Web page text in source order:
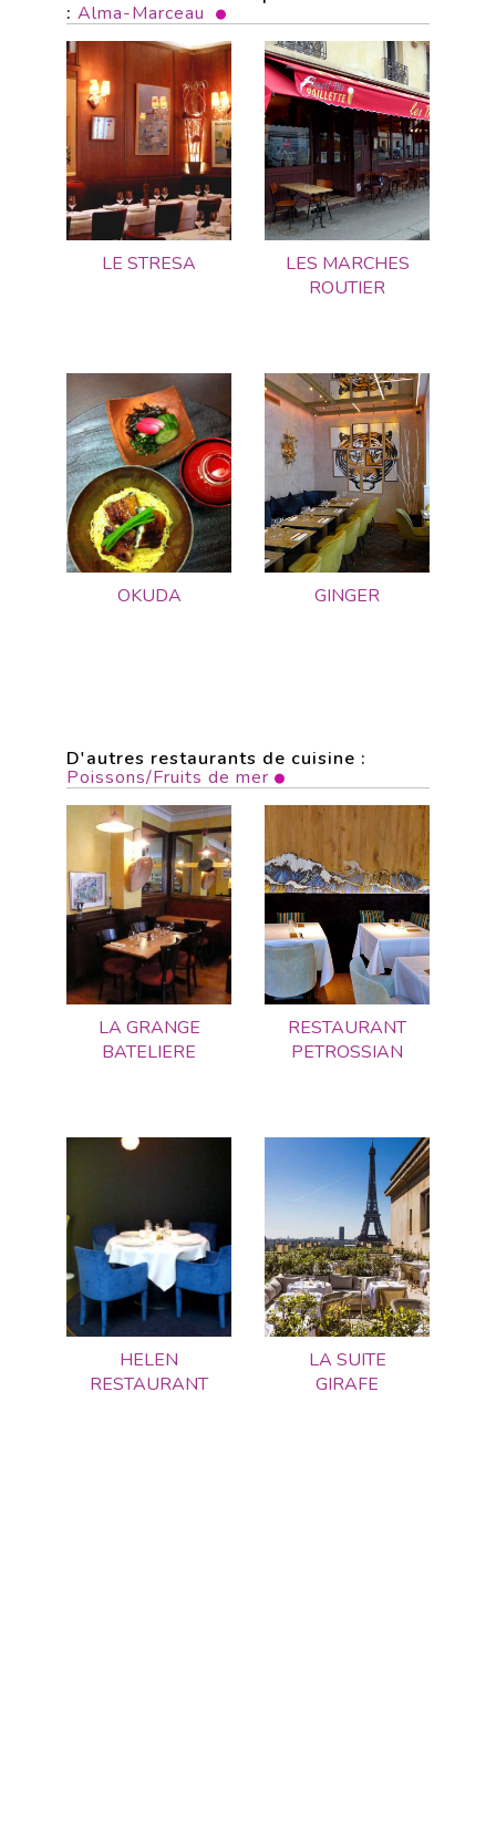
: Alma-Marceau
LE STRESA
LES MARCHES
ROUTIER
OKUDA GINGER
D'autres restaurants de cuisine :
Poissons/Fruits de mer
LA GRANGE
BATELIERE
RESTAURANT
PETROSSIAN
HELEN
RESTAURANT
LA SUITE
GIRAFE